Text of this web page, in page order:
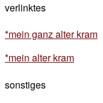
verlinktes
*mein ganz alter kram
*mein alter kram
sonstiges